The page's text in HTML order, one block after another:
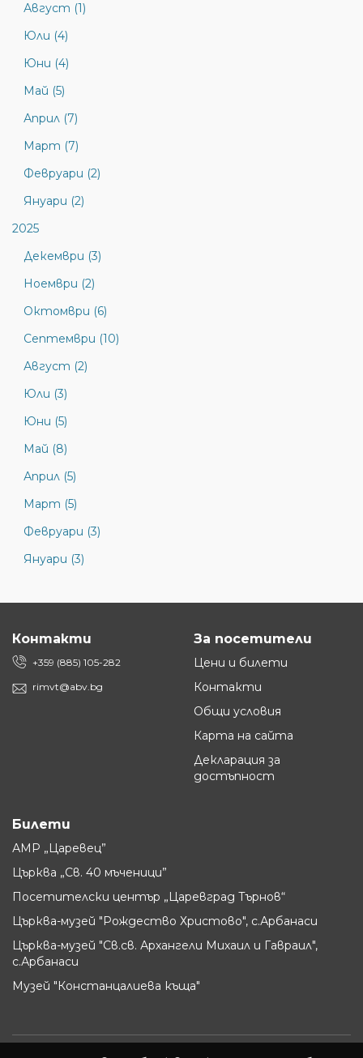
Август (1)
Юли (4)
Юни (4)
Май (5)
Април (7)
Март (7)
Февруари (2)
Януари (2)
2025
Декември (3)
Ноември (2)
Октомври (6)
Септември (10)
Август (2)
Юли (3)
Юни (5)
Май (8)
Април (5)
Март (5)
Февруари (3)
Януари (3)
Контакти
+359 (885) 105-282
rimvt@abv.bg
За посетители
Цени и билети
Контакти
Общи условия
Карта на сайта
Декларация за
достъпност
Билети
АМР „Царевец”
Църква „Св. 40 мъченици”
Посетителски център „Царевград Търнов“
Църква-музей "Рождество Христово", с.Арбанаси
Църква-музей "Св.св. Архангели Михаил и Гавраил",
с.Арбанаси
Музей "Констанцалиева къща"